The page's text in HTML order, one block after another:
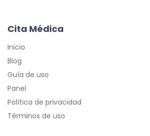
Cita Médica
Inicio
Blog
Guía de uso
Panel
Política de privacidad
Términos de uso